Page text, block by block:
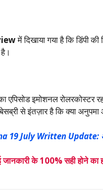
में दिखाया गया है कि डिंपी
एपिसोड इमोशनल रोलरकोस्टर
से इंतज़ार है कि क्या
19 July Written Update:
के 100% सही होने का